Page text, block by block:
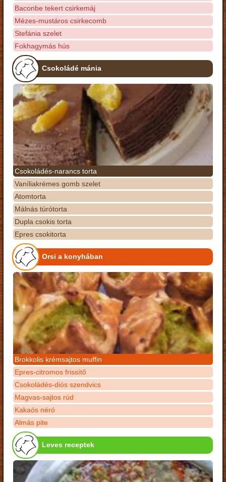
Baconbe tekert csirkemáj
Mézes-mustáros csirkecomb
Stefánia szelet
Fokhagymás hús
Csokoládé mánia
Csokoládés-narancs torta
Vaníliakrémes gomb szelet
Atomtorta
Málnás túrótorta
Dupla csokis torta
Epres csokitorta
Orsi a konyhában
Brokkolis krémsajtos muffin
Epres-citromos frissítő
Csokoládés-diós szendvics
Magvas-sajtos rúd
Kakaós néró
Almás pite
Leves receptek